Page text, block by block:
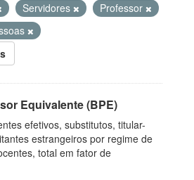
Servidores
Professor
Equivalente (BPE)
efetivos, substitutos, titular-
estrangeiros por regime de
total em fator de